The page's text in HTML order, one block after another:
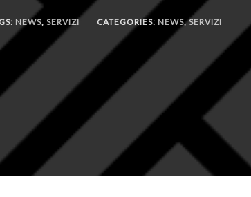
NEWS, SERVIZI CATEGORIES: NEWS,SERVIZI